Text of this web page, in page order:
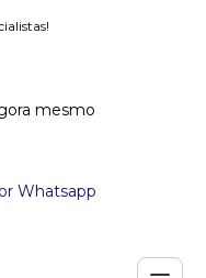
mesmo
Whatsapp